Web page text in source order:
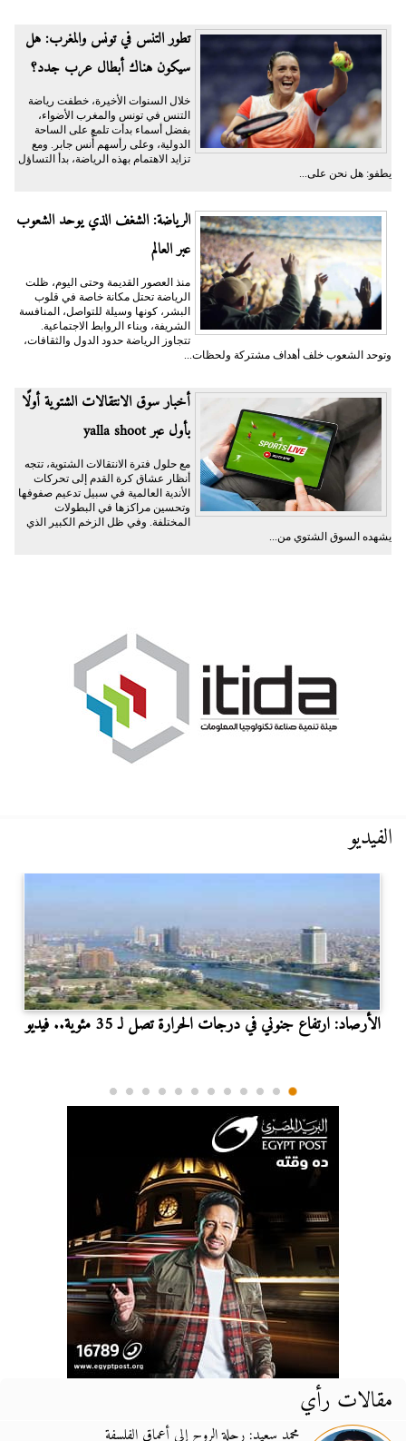
تطور التنس في تونس والمغرب: هل
سيكون هناك أبطال عرب جدد؟
خلال السنوات الأخيرة، خطفت رياضة
التنس في تونس والمغرب الأضواء،
بفضل أسماء بدأت تلمع على الساحة
الدولية، وعلى رأسهم أُنس جابر. ومع
تزايد الاهتمام بهذه الرياضة، بدأ التساؤل
يطفو: هل نحن على...
الرياضة: الشغف الذي يوحد الشعوب
عبر العالم
منذ العصور القديمة وحتى اليوم، ظلت
الرياضة تحتل مكانة خاصة في قلوب
البشر، كونها وسيلة للتواصل، المنافسة
الشريفة، وبناء الروابط الاجتماعية.
تتجاوز الرياضة حدود الدول والثقافات،
وتوحد الشعوب خلف أهداف مشتركة ولحظات...
أخبار سوق الانتقالات الشتوية أولًا
بأول عبر yalla shoot
مع حلول فترة الانتقالات الشتوية، تتجه
أنظار عشاق كرة القدم إلى تحركات
الأندية العالمية في سبيل تدعيم صفوفها
وتحسين مراكزها في البطولات
المختلفة. وفي ظل الزخم الكبير الذي
يشهده السوق الشتوي من...
الفيديو
الأرصاد: ارتفاع جنوني في درجات الحرارة تصل لـ 35 مئوية.. فيديو
مقالات رأي
محمد سعيد: رحلة الروح إلى أعماق الفلسفة